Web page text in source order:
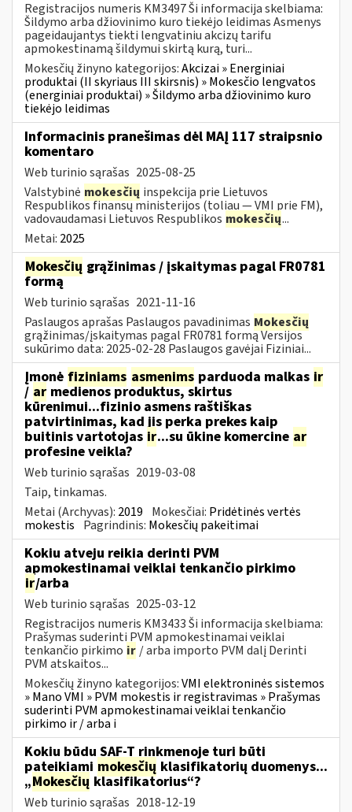
Registracijos numeris KM3497 Ši informacija skelbiama:
Šildymo arba džiovinimo kuro tiekėjo leidimas Asmenys
pageidaujantys tiekti lengvatiniu akcizų tarifu
apmokestinamą šildymui skirtą kurą, turi...
Mokesčių žinyno kategorijos:Akcizai » Energiniai
produktai (II skyriaus III skirsnis) » Mokesčio lengvatos
(energiniai produktai) » Šildymo arba džiovinimo kuro
tiekėjo leidimas
Informacinis pranešimas dėl MAĮ 117 straipsnio
komentaro
Web turinio sąrašas 2025-08-25
Valstybinė mokesčių inspekcija prie Lietuvos
Respublikos finansų ministerijos (toliau — VMI prie FM),
vadovaudamasi Lietuvos Respublikos mokesčių...
Metai: 2025
Mokesčių grąžinimas / įskaitymas pagal FR0781
formą
Web turinio sąrašas 2021-11-16
Paslaugos aprašas Paslaugos pavadinimas Mokesčių
grąžinimas/įskaitymas pagal FR0781 formą Versijos
sukūrimo data: 2025-02-28 Paslaugos gavėjai Fiziniai...
Įmonė fiziniams asmenims parduoda malkas ir
/ ar medienos produktus, skirtus
kūrenimui...fizinio asmens raštiškas
patvirtinimas, kad jis perka prekes kaip
buitinis vartotojas ir...su ūkine komercine ar
profesine veikla?
Web turinio sąrašas 2019-03-08
Taip, tinkamas.
Metai (Archyvas): 2019 Mokesčiai: Pridėtinės vertės
mokestis Pagrindinis: Mokesčių pakeitimai
Kokiu atveju reikia derinti PVM
apmokestinamai veiklai tenkančio pirkimo
ir/arba
Web turinio sąrašas 2025-03-12
Registracijos numeris KM3433 Ši informacija skelbiama:
Prašymas suderinti PVM apmokestinamai veiklai
tenkančio pirkimo ir / arba importo PVM dalį Derinti
PVM atskaitos...
Mokesčių žinyno kategorijos:VMI elektroninės sistemos
» Mano VMI » PVM mokestis ir registravimas » Prašymas
suderinti PVM apmokestinamai veiklai tenkančio
pirkimo ir / arba i
Kokiu būdu SAF-T rinkmenoje turi būti
pateikiami mokesčių klasifikatorių duomenys...
„Mokesčių klasifikatorius“?
Web turinio sąrašas 2018-12-19